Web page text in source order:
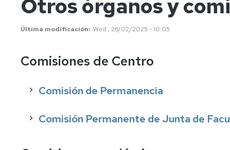
us?
Staff
coordinator
Erasmus
USA,
Oceanía
Otros órganos y
Última modificación Wed , 26/02/2025 - 10:05
Comisiones de Centro
Comisión de Permanencia
Comisión Permanente de Junta de